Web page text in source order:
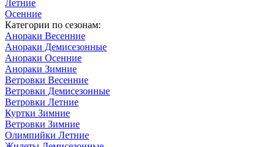
Летние
Осенние
Категории по сезонам:
Анораки Весенние
Анораки Демисезонные
Анораки Осенние
Анораки Зимние
Ветровки Весенние
Ветровки Демисезонные
Ветровки Летние
Куртки Зимние
Ветровки Зимние
Олимпийки Летние